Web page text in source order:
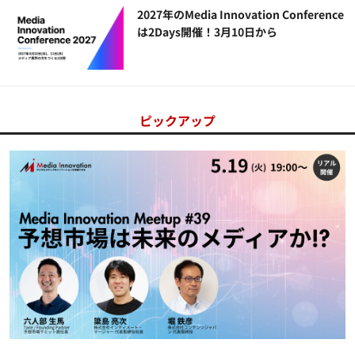
2027年のMedia Innovation Conference
は2Days開催！3月10日から
ピックアップ